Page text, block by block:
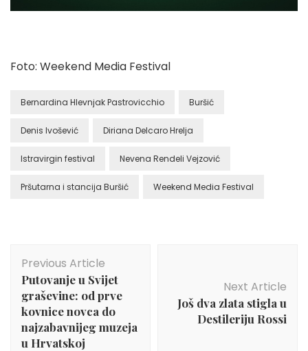
Foto: Weekend Media Festival
Bernardina Hlevnjak Pastrovicchio Buršić
Denis Ivošević Diriana Delcaro Hrelja
Istravirgin festival Nevena Rendeli Vejzović
Pršutarna i stancija Buršić Weekend Media Festival
Navigation
Previous Article
Putovanje u Svijet
graševine: od prve
kovnice novca do
najzabavnijeg muzeja
u Hrvatskoj
Next Article
Još dva zlata stigla u
Destileriju Rossi